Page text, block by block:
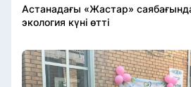
Астанадағы «Жастар»
экология күні өтті